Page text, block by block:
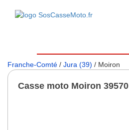
Franche-Comté / Jura (39) / Moiron
Casse moto Moiron 39570